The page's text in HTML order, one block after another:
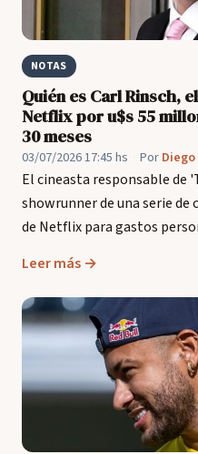
NOTAS
Quién es Carl Rinsch,
Netflix por u$s 55
30 meses
03/07/2026 17:45 hs Por
El cineasta responsable de
showrunner de una serie
de Netflix para gastos
Leer más →